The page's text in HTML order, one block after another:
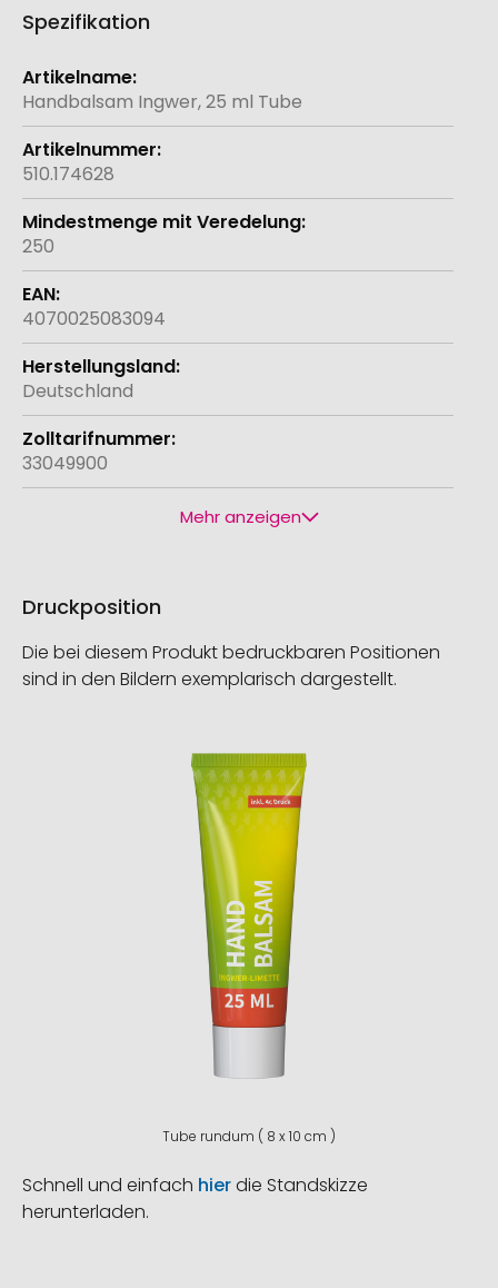
Spezifikation
Weitere
Informationen
Handbalsam Ingwer, 25 ml Tube
510.174628
250
4070025083094
Deutschland
33049900
Mehr anzeigen
Druckposition
Die bei diesem Produkt bedruckbaren Positionen
sind in den Bildern exemplarisch dargestellt.
Tube rundum ( 8 x 10 cm )
Schnell und einfach hierdie Standskizze
herunterladen.